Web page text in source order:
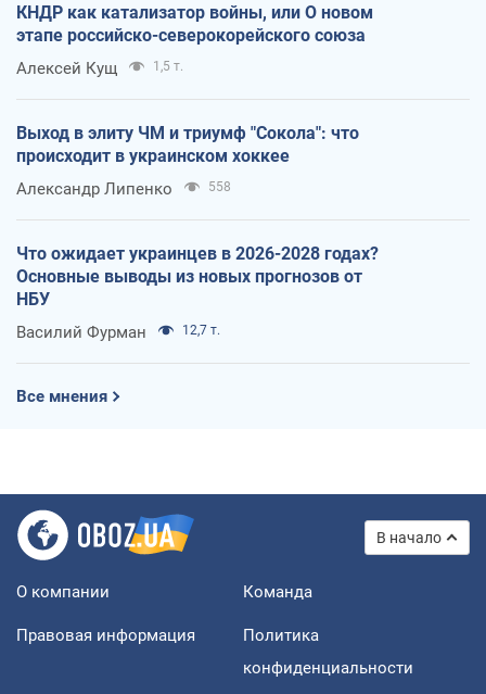
КНДР как катализатор войны, или О новом
этапе российско-северокорейского союза
Алексей Кущ 1,5 т.
Выход в элиту ЧМ и триумф "Сокола": что
происходит в украинском хоккее
Александр Липенко 558
Что ожидает украинцев в 2026-2028 годах?
Основные выводы из новых прогнозов от
НБУ
Василий Фурман 12,7 т.
Все мнения
В начало
О компании Команда
Правовая информация
Политика
конфиденциальности